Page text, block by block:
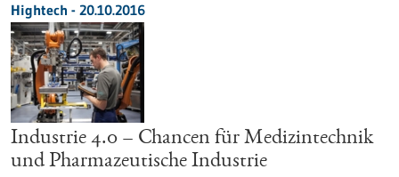
Hightech - 20.10.2016
Industrie 4.0 – Chancen für Medizintechnik
und Pharmazeutische Industrie